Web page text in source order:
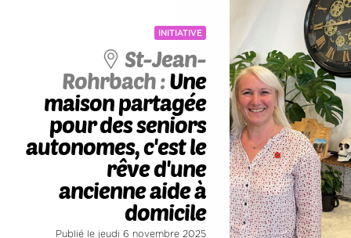
INITIATIVE
St-Jean-
Rohrbach :Une
maison partagée
pour des seniors
autonomes, c'est le
rêve d'une
ancienne aide à
domicile
Publié le jeudi 6 novembre 2025